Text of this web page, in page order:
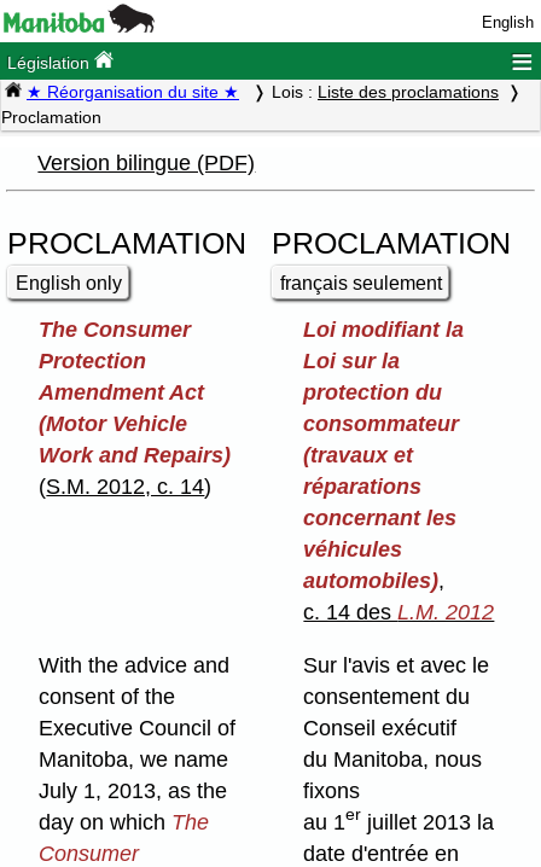
English
Législation ≡
★ Réorganisation du site ★ Lois : Liste des proclamations
Proclamation
Version bilingue (PDF)
PROCLAMATION
English only
PROCLAMATION
français seulement
The Consumer
Protection
Amendment Act
(Motor Vehicle
Work and Repairs)
(S.M. 2012, c. 14)
Loi modifiant la
Loi sur la
protection du
consommateur
(travaux et
réparations
concernant les
véhicules
automobiles),
c. 14 desL.M. 2012
With the advice and
consent of the
Executive Council of
Manitoba, we name
July 1, 2013, as the
day on which The
Consumer
Sur l'avis et avec le
consentement du
Conseil exécutif
du Manitoba, nous
fixons
au 1er juillet 2013 la
date d'entrée en